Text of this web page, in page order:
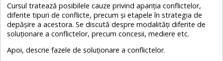
Cursul tratează posibilele cauze privind apariția conflictelor,
diferite tipuri de conflicte, precum și etapele în strategia de
depășire a acestora. Se discută despre modalități diferite de
soluționare a conflictelor, precum concesii, mediere etc.
Apoi, descrie fazele de soluționare a conflictelor.